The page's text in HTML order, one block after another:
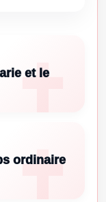
et le
ordinaire